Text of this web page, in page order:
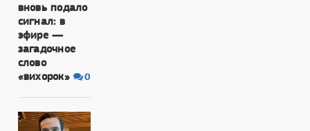
вновь подало
сигнал: в
эфире —
загадочное
слово
«вихорок»
0